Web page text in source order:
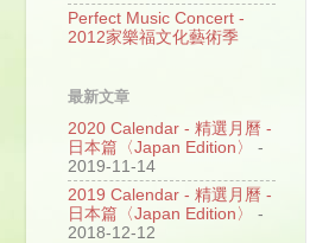
Perfect Music Concert -
2012家樂福文化藝術季
最新文章
2020 Calendar - 精選月曆 -
日本篇〈Japan Edition〉
-
2019-11-14
2019 Calendar - 精選月曆 -
日本篇〈Japan Edition〉
-
2018-12-12